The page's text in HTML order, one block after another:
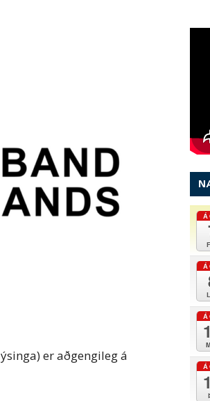
er aðgengileg á